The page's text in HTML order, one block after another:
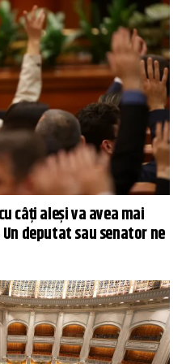
câți aleși va avea mai
deputat sau senator ne